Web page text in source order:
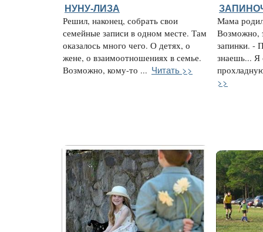
НУНУ-ЛИЗА
Решил, наконец, собрать свои
семейные записи в одном месте. Там
оказалось много чего. О детях, о
жене, о взаимоотношениях в семье.
Возможно, кому-то ... Читать >>
Мама
Возможно,
запинки. -
знаешь... Я
>>